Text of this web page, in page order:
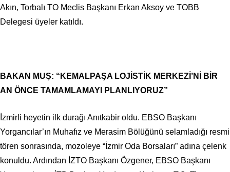
Akın, Torbalı TO Meclis Başkanı Erkan Aksoy ve TOBB
Delegesi üyeler katıldı.
BAKAN MUŞ: “KEMALPAŞA LOJİSTİK MERKEZİ’Nİ BİR
AN ÖNCE TAMAMLAMAYI PLANLIYORUZ”
İzmirli heyetin ilk durağı Anıtkabir oldu. EBSO Başkanı
Yorgancılar’ın Muhafız ve Merasim Bölüğünü selamladığı resmi
tören sonrasında, mozoleye “İzmir Oda Borsaları” adına çelenk
konuldu. Ardından İZTO Başkanı Özgener, EBSO Başkanı